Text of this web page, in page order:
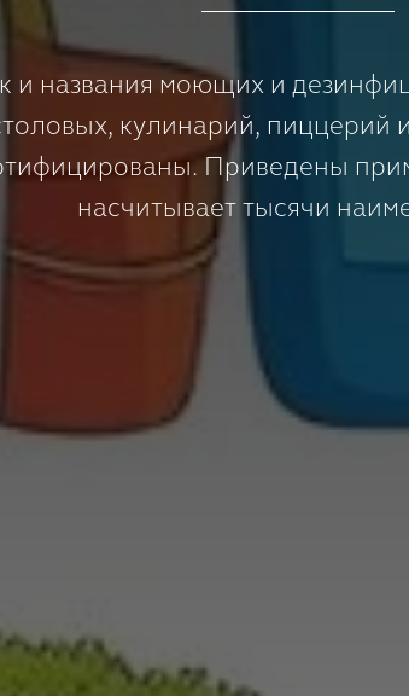
и названия моющих и
кулинарий,
Приведены
насчитывает тысячи